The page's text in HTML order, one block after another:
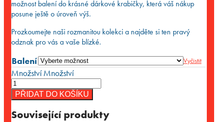
možnost balení do krásné dárkové krabičky, která váš nákup
posune ještě o úroveň výš.
Prozkoumejte naši rozmanitou kolekci a najděte si ten pravý
odznak pro vás a vaše blízké.
Balení Vyčistit
MnožstvíMnožství
PŘIDAT DO KOŠÍKU
Související produkty